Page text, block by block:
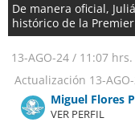
De manera oficial,
histórico de la
13-AGO-24 / 11:07 hrs.
Actualización 13-
Miguel Flores
VER PERFIL